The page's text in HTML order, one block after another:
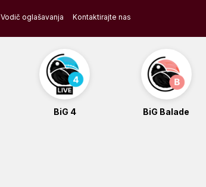
Vodič oglašavanja Kontaktirajte nas
BiG 4 BiG Balade